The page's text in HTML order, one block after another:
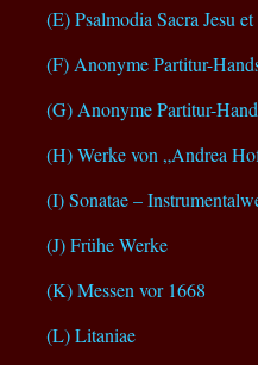
(E) Psalmodia Sacra Jesu
(F) Anonyme Partitur-
(G) Anonyme Partitur-
(H) Werke von „Andrea
(I) Sonatae –
(J) Frühe Werke
(K) Messen vor 1668
(L) Litaniae